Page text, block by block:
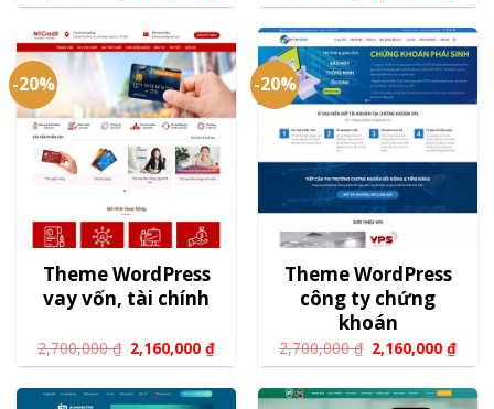
-20%
Theme WordPress
vay vốn, tài chính
2,700,000₫ 2,160,000₫
-20%
Theme WordPress
công ty chứng
khoán
2,700,000₫ 2,160,000₫